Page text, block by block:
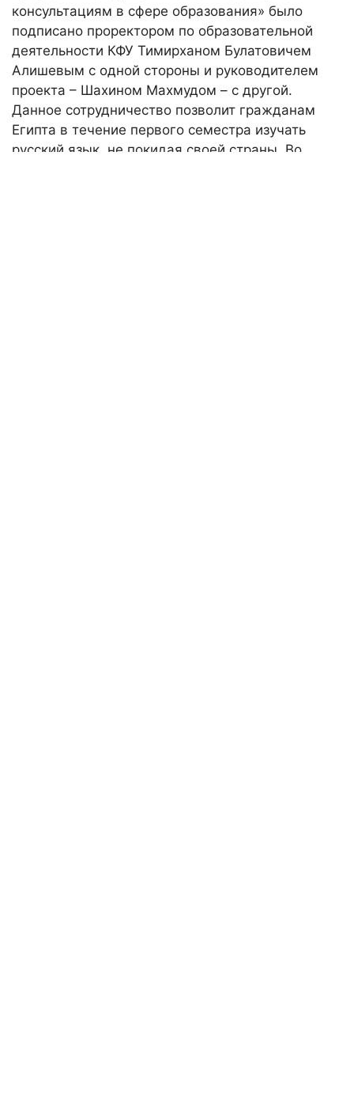
консультациям в сфере образования» было
подписано проректором по образовательной
деятельности КФУ Тимирханом Булатовичем
Алишевым с одной стороны и руководителем
проекта – Шахином Махмудом – с другой.
Данное сотрудничество позволит гражданам
Египта в течение первого семестра изучать
русский язык, не покидая своей страны. Во